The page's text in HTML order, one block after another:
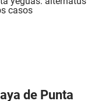
de Punta